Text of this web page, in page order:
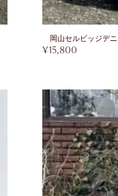
岡山セルビッジデ
¥15,800